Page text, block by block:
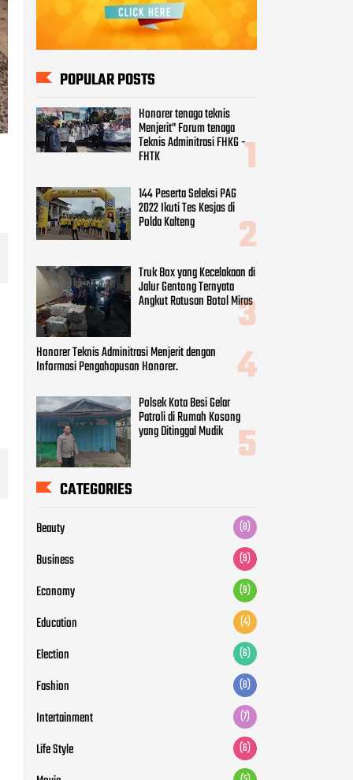
144 Peserta Seleksi PAG
2022 Ikuti Tes Kesjas di
Polda Kalteng
Truk Box yang Kecelakaan di
Jalur Gentong Ternyata
Angkut Ratusan Botol Miras
Informasi Pengahapusan Honorer.
Polsek Kota Besi Gelar
Patroli di Rumah Kosong
CATEGORIES
Beauty
Business (9)
Economy
Education (4)
Election
Intertainment (7)
Life Style (6)
Movie (5)
News (12)
Otomotive (5)
Politic (7)